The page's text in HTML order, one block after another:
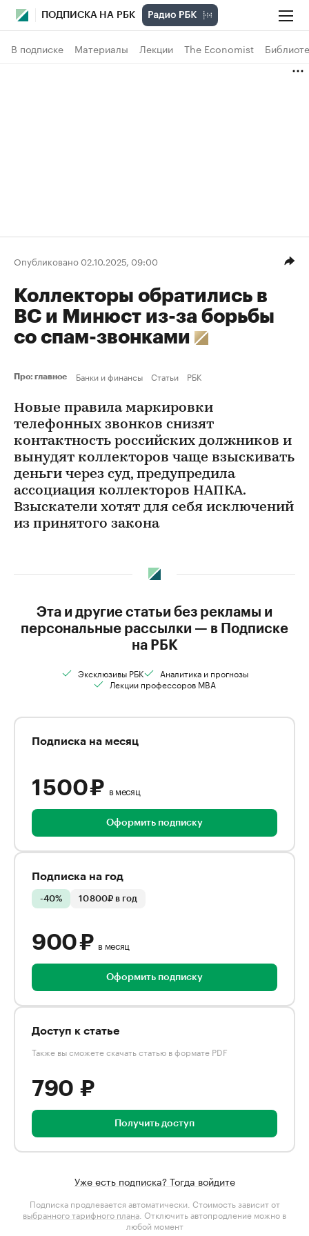
ПОДПИСКА НА РБК
В подписке Материалы Лекции The Economist
Опубликовано 02.10.2025, 09:00
Коллекторы обратились в
ВС и Минюст из-за борьбы
со спам-звонками
Про: главное Банки и финансы Статьи РБК
Новые правила маркировки
телефонных звонков снизят
контактность российских должников и
вынудят коллекторов чаще взыскивать
деньги через суд, предупредила
ассоциация коллекторов НАПКА.
Взыскатели хотят для себя исключений
из принятого закона
Эта и другие статьи без рекламы и
персональные рассылки — в Подписке
на РБК
Эксклюзивы РБК
Аналитика и прогнозы
Лекции профессоров MBA
Подписка на месяц
1 500 ₽ в месяц
Оформить подписку
Подписка на год
-40% 10 800₽ в год
900 ₽ в месяц
Оформить подписку
Доступ к статье
Также вы сможете скачать статью в формате PDF
790 ₽
Получить доступ
Уже есть подписка? Тогда войдите
Подписка продлевается автоматически. Стоимость зависит от
выбранного тарифного плана . Отключить автопродление можно в
любой момент